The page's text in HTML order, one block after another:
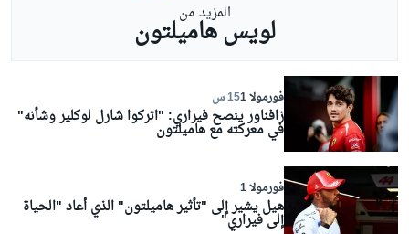
المزيد من
لويس هاميلتون
فورمولا 1 15 س
زافناور ينصح فيراري: "اتركوا شارل لوكلير وشأنه"
في معركته مع هاميلتون
فورمولا 1
هيل يشير إلى "تأثير هاميلتون" الذي أعاد "الحياة
إلى فيراري"